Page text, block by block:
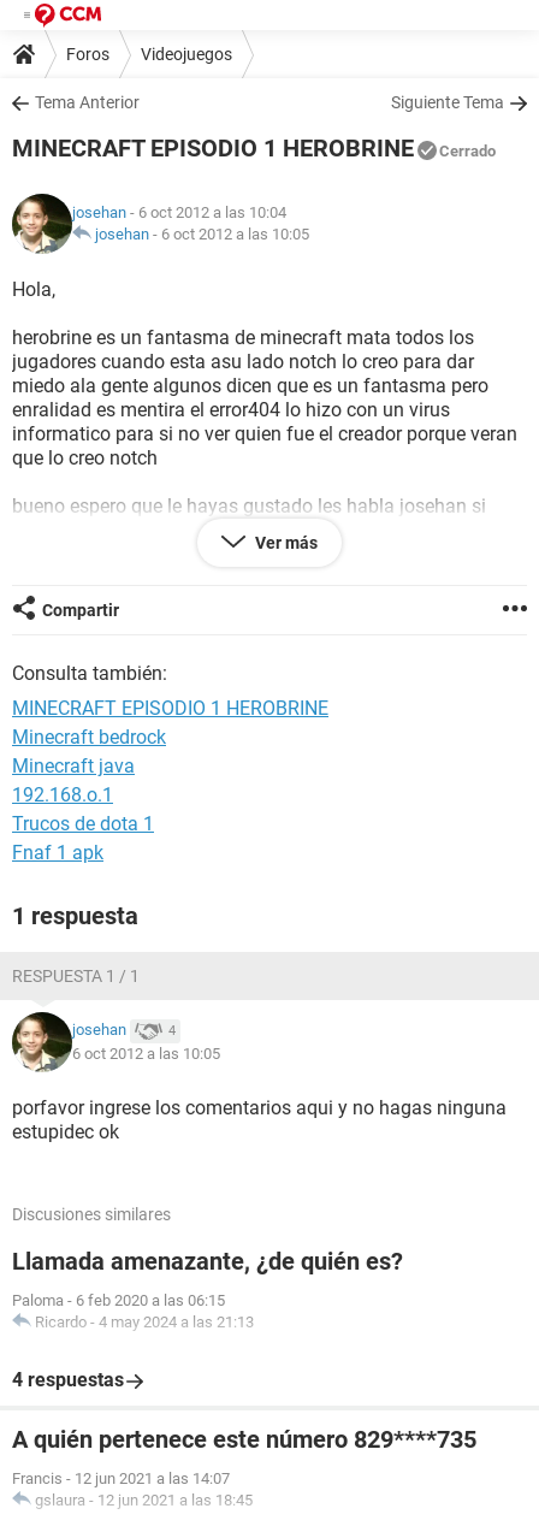
Foros Videojuegos
Tema Anterior Siguiente Tema
MINECRAFT EPISODIO 1 HEROBRINE Cerrado
josehan - 6 oct 2012 a las 10:04
josehan - 6 oct 2012 a las 10:05
Hola,
herobrine es un fantasma de minecraft mata todos los
jugadores cuando esta asu lado notch lo creo para dar
miedo ala gente algunos dicen que es un fantasma pero
enralidad es mentira el error404 lo hizo con un virus
informatico para si no ver quien fue el creador porque veran
que lo creo notch
bueno espero que le hayas gustado les habla josehan si
quieres verme en ciudad pixel pues venga vivo en la casa del
vampiro veras el dueño que dice josehan ok bueno eso fue
Ver más
Compartir
Consulta también:
MINECRAFT EPISODIO 1 HEROBRINE
Minecraft bedrock
Minecraft java
192.168.o.1
Trucos de dota 1
Fnaf 1 apk
1 respuesta
RESPUESTA 1 / 1
josehan 4
6 oct 2012 a las 10:05
porfavor ingrese los comentarios aqui y no hagas ninguna
estupidec ok
Discusiones similares
Llamada amenazante, ¿de quién es?
Paloma - 6 feb 2020 a las 06:15
Ricardo - 4 may 2024 a las 21:13
4 respuestas
A quién pertenece este número 829****735
Francis - 12 jun 2021 a las 14:07
gslaura - 12 jun 2021 a las 18:45